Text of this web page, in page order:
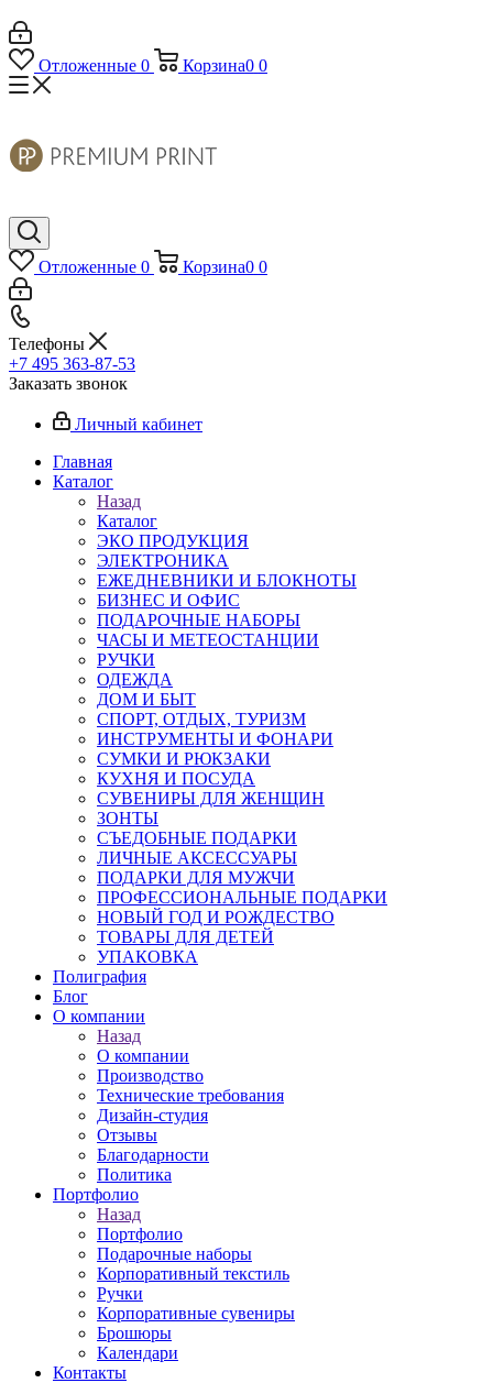
Отложенные 0 Корзина0 0
Отложенные 0 Корзина0 0
Телефоны
+7 495 363-87-53
Заказать звонок
Личный кабинет
Главная
Каталог
Назад
Каталог
ЭКО ПРОДУКЦИЯ
ЭЛЕКТРОНИКА
ЕЖЕДНЕВНИКИ И БЛОКНОТЫ
БИЗНЕС И ОФИС
ПОДАРОЧНЫЕ НАБОРЫ
ЧАСЫ И МЕТЕОСТАНЦИИ
РУЧКИ
ОДЕЖДА
ДОМ И БЫТ
СПОРТ, ОТДЫХ, ТУРИЗМ
ИНСТРУМЕНТЫ И ФОНАРИ
СУМКИ И РЮКЗАКИ
КУХНЯ И ПОСУДА
СУВЕНИРЫ ДЛЯ ЖЕНЩИН
ЗОНТЫ
СЪЕДОБНЫЕ ПОДАРКИ
ЛИЧНЫЕ АКСЕССУАРЫ
ПОДАРКИ ДЛЯ МУЖЧИ
ПРОФЕССИОНАЛЬНЫЕ ПОДАРКИ
НОВЫЙ ГОД И РОЖДЕСТВО
ТОВАРЫ ДЛЯ ДЕТЕЙ
УПАКОВКА
Полиграфия
Блог
О компании
Назад
О компании
Производство
Технические требования
Дизайн-студия
Отзывы
Благодарности
Политика
Портфолио
Назад
Портфолио
Подарочные наборы
Корпоративный текстиль
Ручки
Корпоративные сувениры
Брошюры
Календари
Контакты